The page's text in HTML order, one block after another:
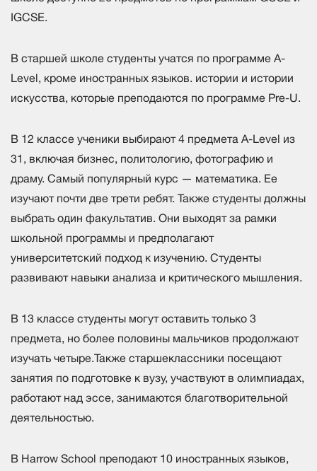
IGCSE.
В старшей школе студенты учатся по программе A-
Level, кроме иностранных языков. истории и истории
искусства, которые преподаются по программе Pre-U.
В 12 классе ученики выбирают 4 предмета A-Level из
31, включая бизнес, политологию, фотографию и
драму. Самый популярный курс — математика. Ее
изучают почти две трети ребят. Также студенты должны
выбрать один факультатив. Они выходят за рамки
школьной программы и предполагают
университетский подход к изучению. Студенты
развивают навыки анализа и критического мышления.
В 13 классе студенты могут оставить только 3
предмета, но более половины мальчиков продолжают
изучать четыре.Также старшеклассники посещают
занятия по подготовке к вузу, участвуют в олимпиадах,
работают над эссе, занимаются благотворительной
деятельностью.
В Harrow School преподают 10 иностранных языков,